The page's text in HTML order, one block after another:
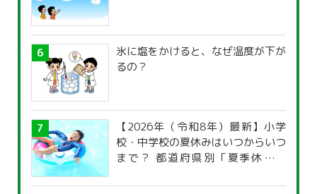
氷に塩をかけると、なぜ温度が下が
るの？
【2026年（令和8年）最新】小学
校・中学校の夏休みはいつからいつ
まで？ 都道府県別「夏季休暇一